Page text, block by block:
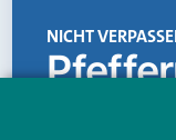
NICHT